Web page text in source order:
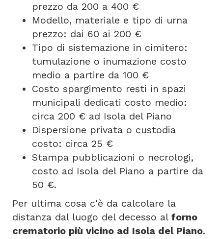
prezzo da 200 a 400 €
Modello, materiale e tipo di urna
prezzo: dai 60 ai 200 €
Tipo di sistemazione in cimitero:
tumulazione o inumazione costo
medio a partire da 100 €
Costo spargimento resti in spazi
municipali dedicati costo medio:
circa 200 € ad Isola del Piano
Dispersione privata o custodia
costo: circa 25 €
Stampa pubblicazioni o necrologi,
costo ad Isola del Piano a partire da
50 €.
Per ultima cosa c'è da calcolare la
distanza dal luogo del decesso al forno
crematorio più vicino ad Isola del Piano.